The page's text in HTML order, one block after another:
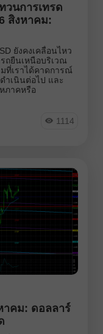
วนการเทรด
สิงหาคม:
ยังคงเคลื่อนไหว
ถยืนเหนือบริเวณ
ที่เราได้คาดการณ์
ำเนินต่อไป และ
ภาคหรือ
1114
าคม: ดอลลาร์